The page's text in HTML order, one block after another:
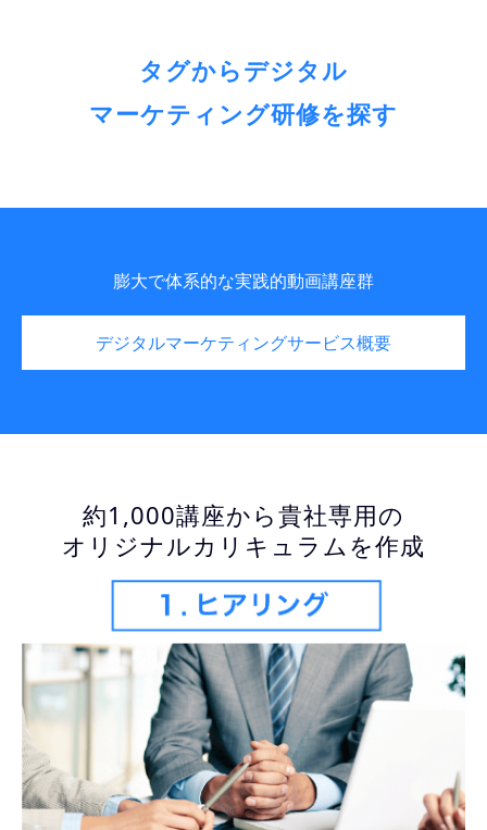
タグからデジタル
マーケティング研修を探す
膨大で体系的な実践的動画講座群
デジタルマーケティングサービス概要
約1,000講座から貴社専用の
オリジナルカリキュラムを作成